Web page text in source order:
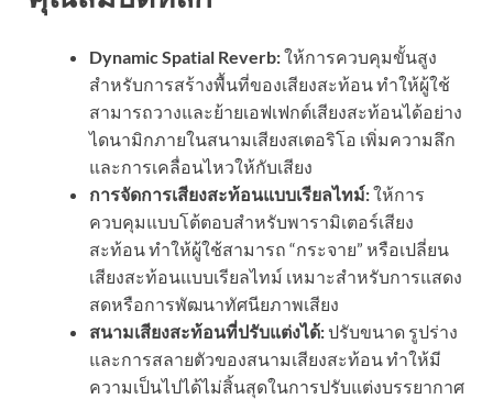
Dynamic Spatial Reverb:ให้การควบคุมขั้นสูง
สำหรับการสร้างพื้นที่ของเสียงสะท้อน ทำให้ผู้ใช้
สามารถวางและย้ายเอฟเฟกต์เสียงสะท้อนได้อย่าง
ไดนามิกภายในสนามเสียงสเตอริโอ เพิ่มความลึก
และการเคลื่อนไหวให้กับเสียง
การจัดการเสียงสะท้อนแบบเรียลไทม์:ให้การ
ควบคุมแบบโต้ตอบสำหรับพารามิเตอร์เสียง
สะท้อน ทำให้ผู้ใช้สามารถ “กระจาย” หรือเปลี่ยน
เสียงสะท้อนแบบเรียลไทม์ เหมาะสำหรับการแสดง
สดหรือการพัฒนาทัศนียภาพเสียง
สนามเสียงสะท้อนที่ปรับแต่งได้:ปรับขนาด รูปร่าง
และการสลายตัวของสนามเสียงสะท้อน ทำให้มี
ความเป็นไปได้ไม่สิ้นสุดในการปรับแต่งบรรยากาศ